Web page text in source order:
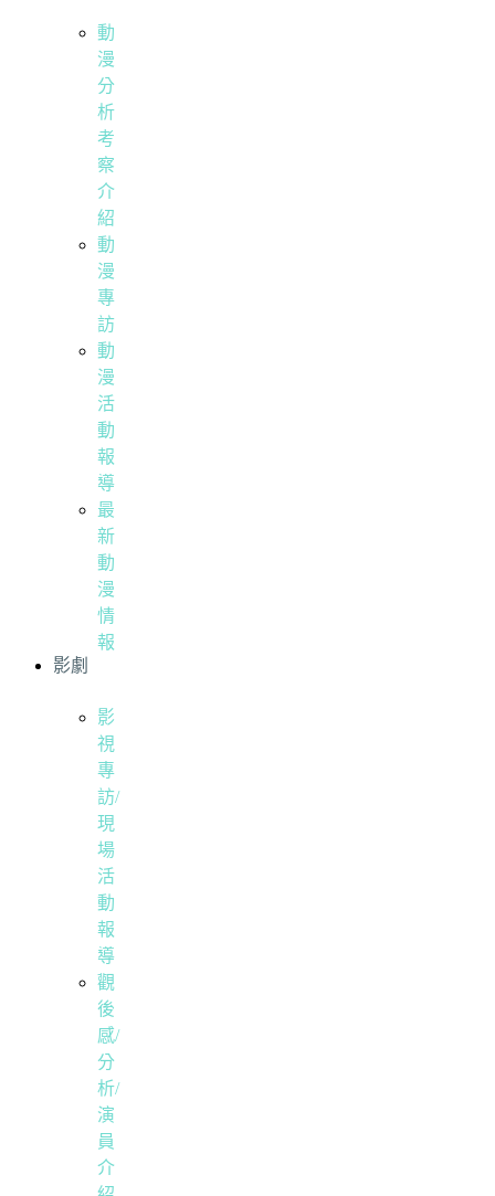
動
漫
分
析
考
察
介
紹
動
漫
專
訪
動
漫
活
動
報
導
最
新
動
漫
情
報
影劇
影
視
專
訪/
現
場
活
動
報
導
觀
後
感/
分
析/
演
員
介